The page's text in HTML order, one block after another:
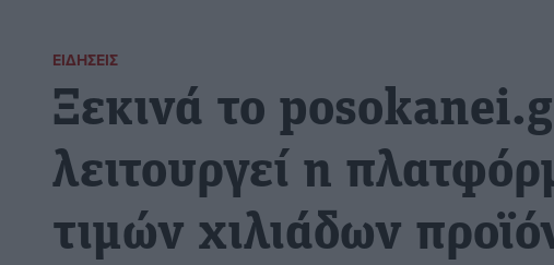
ΕΙΔΉΣΕΙΣ
Ξεκινά το
λειτουργεί η
τιμών χιλιάδων